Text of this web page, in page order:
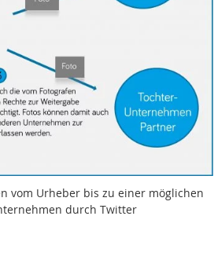
vom Urheber bis zu einer möglichen
durch Twitter